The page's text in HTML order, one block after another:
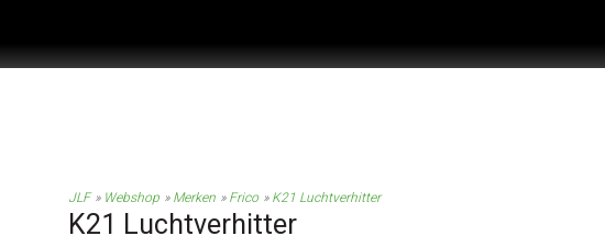
JLF Webshop Merken Frico K21 Luchtverhitter
K21 Luchtverhitter